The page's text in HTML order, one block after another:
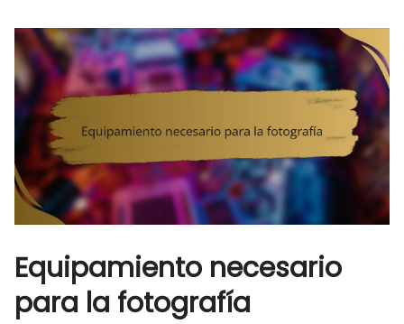
Equipamiento necesario
para la fotografía